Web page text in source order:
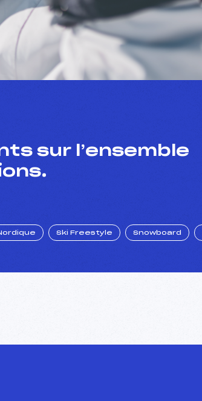
sur l’ensemble
Ski Freestyle Snowboard